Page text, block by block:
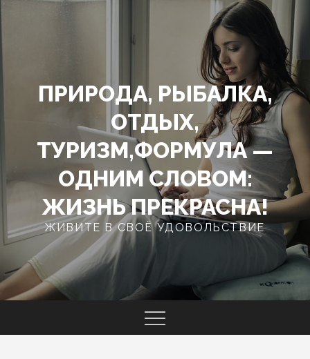
ПРИРОДА, РЫБАЛКА,
ОТДЫХ,
ТУРИЗМ,ФОРМУЛА —
ОДНИМ СЛОВОМ:
ЖИЗНЬ ПРЕКРАСНА!
ЖИВИТЕ В СВОЁ УДОВОЛЬСТВИЕ